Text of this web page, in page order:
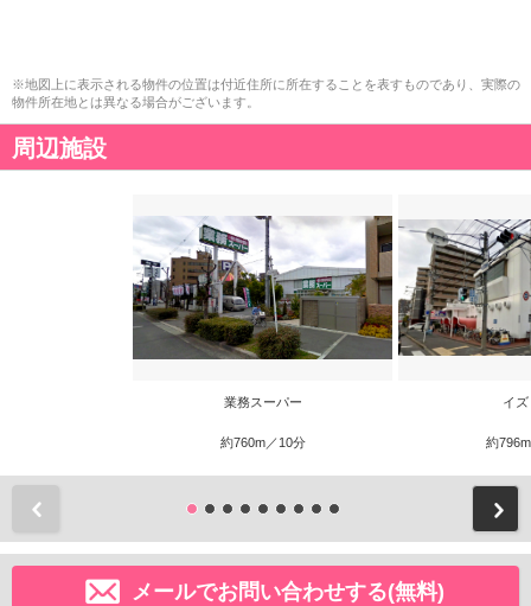
※地図上に表示される物件の位置は付近住所に所在することを表すものであり、実際の
物件所在地とは異なる場合がございます。
周辺施設
業務スーパー
約760m／10分
イ
約
メールでお問い合わせする(無料)